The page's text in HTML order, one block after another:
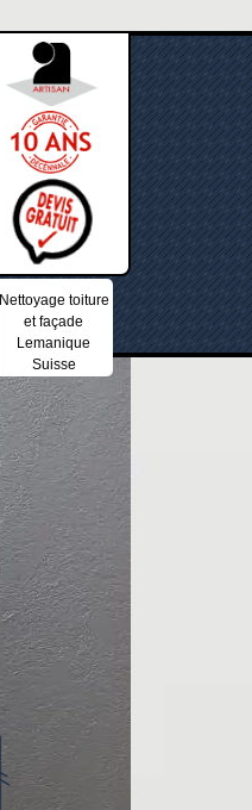
Nettoyage toiture
et façade
Lemanique
Suisse